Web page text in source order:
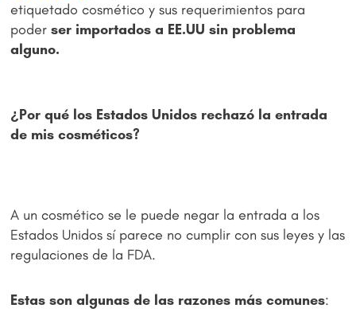
etiquetado cosmético y sus requerimientos para
poderser importados a EE.UU sin problema
alguno.
¿Por qué los Estados Unidos rechazó la entrada
de mis cosméticos?
A un cosmético se le puede negar la entrada a los
Estados Unidos sí parece no cumplir con sus leyes y las
regulaciones de la FDA.
Estas son algunas de las razones más comunes: